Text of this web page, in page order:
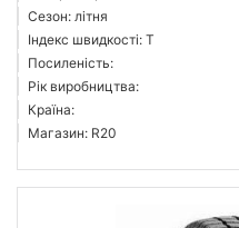
Сезон: літня
Індекс швидкості: T
Посиленість:
Рік виробництва:
Країна:
Магазин: R20